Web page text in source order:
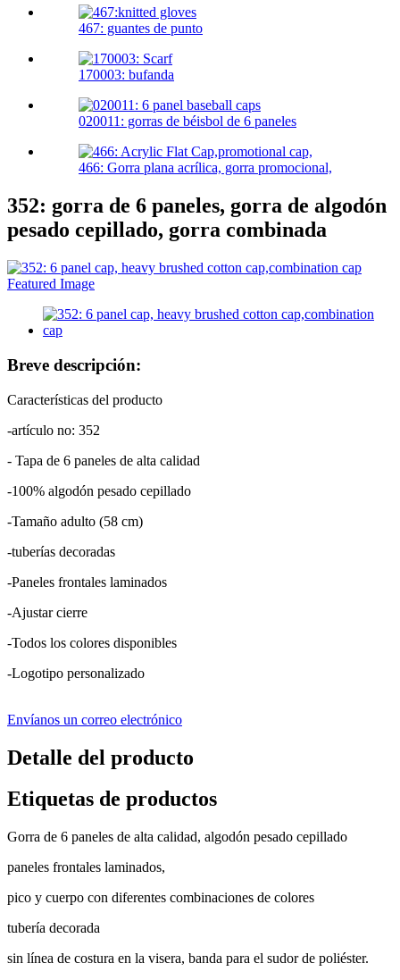
467: guantes de punto
170003: bufanda
020011: gorras de béisbol de 6 paneles
466: Gorra plana acrílica, gorra promocional,
352: gorra de 6 paneles, gorra de algodón
pesado cepillado, gorra combinada
Breve descripción:
Características del producto
-artículo no: 352
- Tapa de 6 paneles de alta calidad
-100% algodón pesado cepillado
-Tamaño adulto (58 cm)
-tuberías decoradas
-Paneles frontales laminados
-Ajustar cierre
-Todos los colores disponibles
-Logotipo personalizado
Envíanos un correo electrónico
Detalle del producto
Etiquetas de productos
Gorra de 6 paneles de alta calidad, algodón pesado cepillado
paneles frontales laminados,
pico y cuerpo con diferentes combinaciones de colores
tubería decorada
sin línea de costura en la visera, banda para el sudor de poliéster.